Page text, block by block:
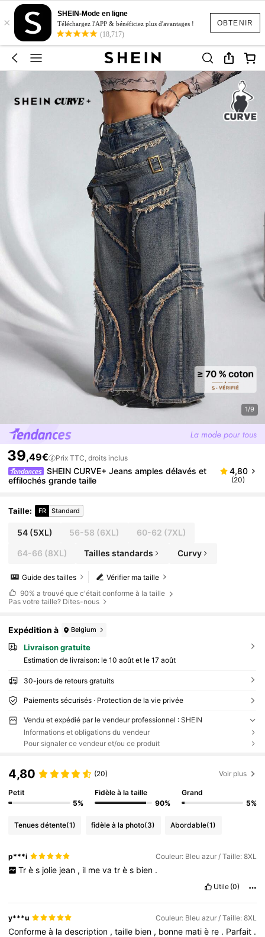
OBTENIR
×
SHEIN-Mode en ligne
Téléchargez l'APP & bénéficiez plus d'avantages !
(18,717)
1/9
39,49€ Prix TTC, droits inclus
SHEIN CURVE+ Jeans amples délavés et
effilochés grande taille
4,80
(20)
Taille: FR Standard
54(5XL) 56-58 (6XL) 60-62 (7XL)
64-66 (8XL) Tailles standards Curvy
Vérifier ma taille
Guide des tailles
90% a trouvé que c'était conforme à la taille
Pas votre taille? Dites-nous
Expédition à Belgium
Livraison gratuite
Estimation de livraison: le 10 août et le 17 août
30-jours de retours gratuits
Paiements sécurisés · Protection de la vie privée
Vendu et expédié par le vendeur professionnel : SHEIN
Informations et obligations du vendeur
Pour signaler ce vendeur et/ou ce produit
4,80 (20) Voir plus
Petit
5%
Fidèle à la taille
90%
Grand
5%
Tenues détente(1) fidèle à la photo(3) Abordable(1)
p***i Couleur: Bleu azur / Taille: 8XL
Tr è s jolie jean , il me va tr è s bien .
Utile (0)
y***u Couleur: Bleu azur / Taille: 8XL
Conformeà ladescription ,taille bien , bonne matiè re . Parfait .